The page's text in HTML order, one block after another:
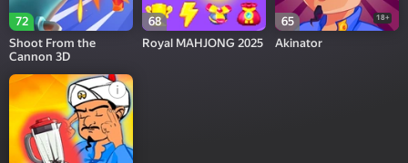
72
Shoot From the
Cannon 3D
68
Royal MAHJONG 2025
65 18+
Akinator